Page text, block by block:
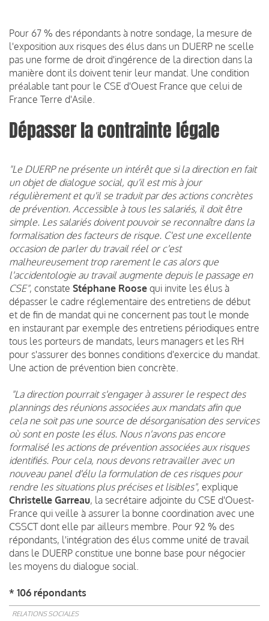
Pour 67 % des répondants à notre sondage, la mesure de
l'exposition aux risques des élus dans un DUERP ne scelle
pas une forme de droit d'ingérence de la direction dans la
manière dont ils doivent tenir leur mandat. Une condition
préalable tant pour le CSE d'Ouest France que celui de
France Terre d'Asile.
Dépasser la contrainte légale
"Le DUERP ne présente un intérêt que si la direction en fait
un objet de dialogue social, qu'il est mis à jour
régulièrement et qu'il se traduit par des actions concrètes
de prévention. Accessible à tous les salariés, il doit être
simple. Les salariés doivent pouvoir se reconnaître dans la
formalisation des facteurs de risque. C'est une excellente
occasion de parler du travail réel or c'est
malheureusement trop rarement le cas alors que
l'accidentologie au travail augmente depuis le passage en
CSE", constate Stéphane Roose qui invite les élus à
dépasser le cadre réglementaire des entretiens de début
et de fin de mandat qui ne concernent pas tout le monde
en instaurant par exemple des entretiens périodiques entre
tous les porteurs de mandats, leurs managers et les RH
pour s'assurer des bonnes conditions d'exercice du mandat.
Une action de prévention bien concrète.
"La direction pourrait s'engager à assurer le respect des
plannings des réunions associées aux mandats afin que
cela ne soit pas une source de désorganisation des services
où sont en poste les élus. Nous n'avons pas encore
formalisé les actions de prévention associées aux risques
identifiés. Pour cela, nous devons retravailler avec un
nouveau panel d'élu la formulation de ces risques pour
rendre les situations plus précises et lisibles", explique
Christelle Garreau, la secrétaire adjointe du CSE d'Ouest-
France qui veille à assurer la bonne coordination avec une
CSSCT dont elle par ailleurs membre. Pour 92 % des
répondants, l'intégration des élus comme unité de travail
dans le DUERP constitue une bonne base pour négocier
les moyens du dialogue social.
* 106 répondants
RELATIONS SOCIALES